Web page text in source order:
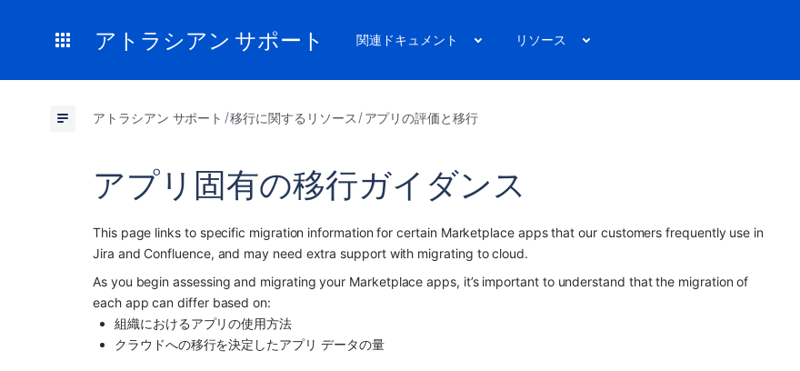
アトラシアン サポート 関連ドキュメント リソース
アトラシアン サポート 移行に関するリソース アプリの評価と移行
アプリ固有の移行ガイダンス
This page links to specific migration information for certain Marketplace apps that our customers frequently use in
Jira and Confluence, and may need extra support with migrating to cloud.
As you begin assessing and migrating your Marketplace apps, it’s important to understand that the migration of
each app can differ based on:
組織におけるアプリの使用方法
クラウドへの移行を決定したアプリ データの量